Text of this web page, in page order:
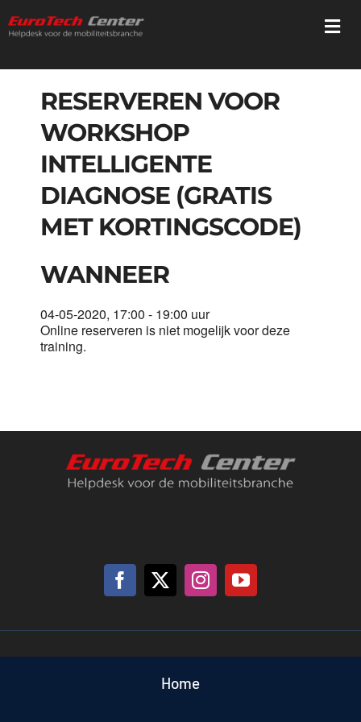
naar
Diensten
Trainingen
Registratie
Webshop
Mediatheek
Contact
Winkelwagen
RESERVEREN VOOR
WORKSHOP
INTELLIGENTE
DIAGNOSE (GRATIS
MET KORTINGSCODE)
WANNEER
04-05-2020, 17:00 - 19:00 uur
Online reserveren is niet mogelijk voor deze
training.
Home